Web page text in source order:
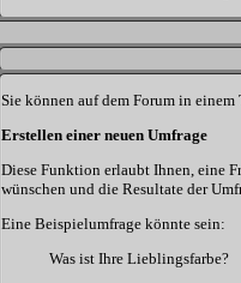
Sie können auf dem Forum in
Erstellen einer neuen Umfrage
Diese Funktion erlaubt Ihnen, eine
wünschen und die Resultate der
Eine Beispielumfrage könnte sein:
Was ist Ihre Lieblingsfarbe?